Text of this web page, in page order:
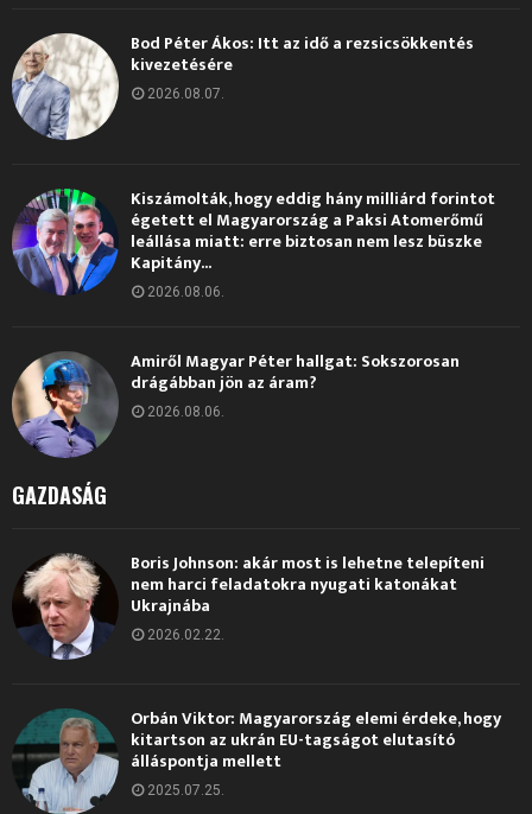
Bod Péter Ákos: Itt az idő a rezsicsökkentés
kivezetésére
2026.08.07.
Kiszámolták, hogy eddig hány milliárd forintot
égetett el Magyarország a Paksi Atomerőmű
leállása miatt: erre biztosan nem lesz büszke
Kapitány...
2026.08.06.
Amiről Magyar Péter hallgat: Sokszorosan
drágábban jön az áram?
2026.08.06.
GAZDASÁG
Boris Johnson: akár most is lehetne telepíteni
nem harci feladatokra nyugati katonákat
Ukrajnába
2026.02.22.
Orbán Viktor: Magyarország elemi érdeke, hogy
kitartson az ukrán EU-tagságot elutasító
álláspontja mellett
2025.07.25.